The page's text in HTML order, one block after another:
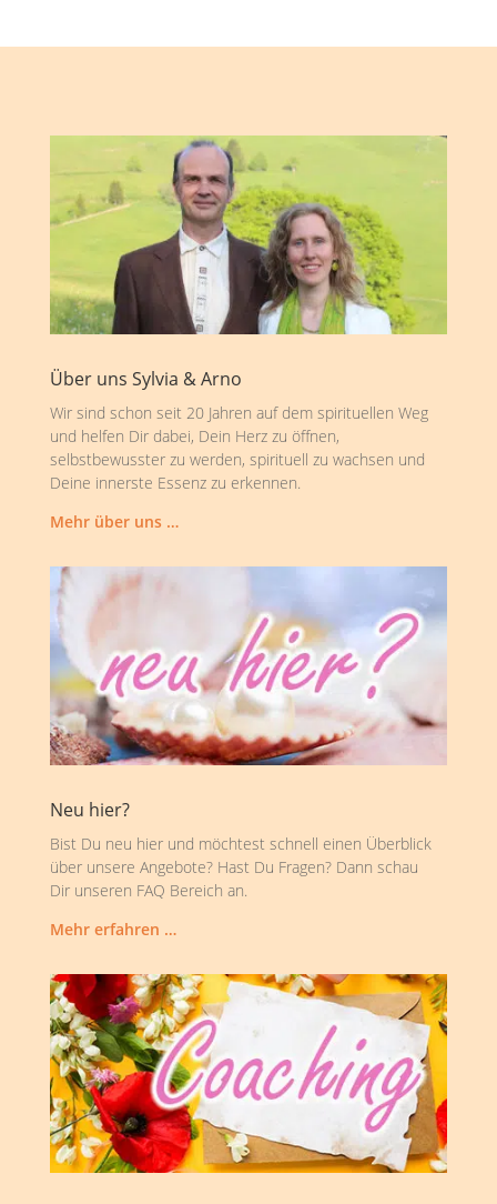
Über uns Sylvia & Arno
Wir sind schon seit 20 Jahren auf dem spirituellen Weg
und helfen Dir dabei, Dein Herz zu öffnen,
selbstbewusster zu werden, spirituell zu wachsen und
Deine innerste Essenz zu erkennen.
Mehr über uns …
Neu hier?
Bist Du neu hier und möchtest schnell einen Überblick
über unsere Angebote? Hast Du Fragen? Dann schau
Dir unseren FAQ Bereich an.
Mehr erfahren …